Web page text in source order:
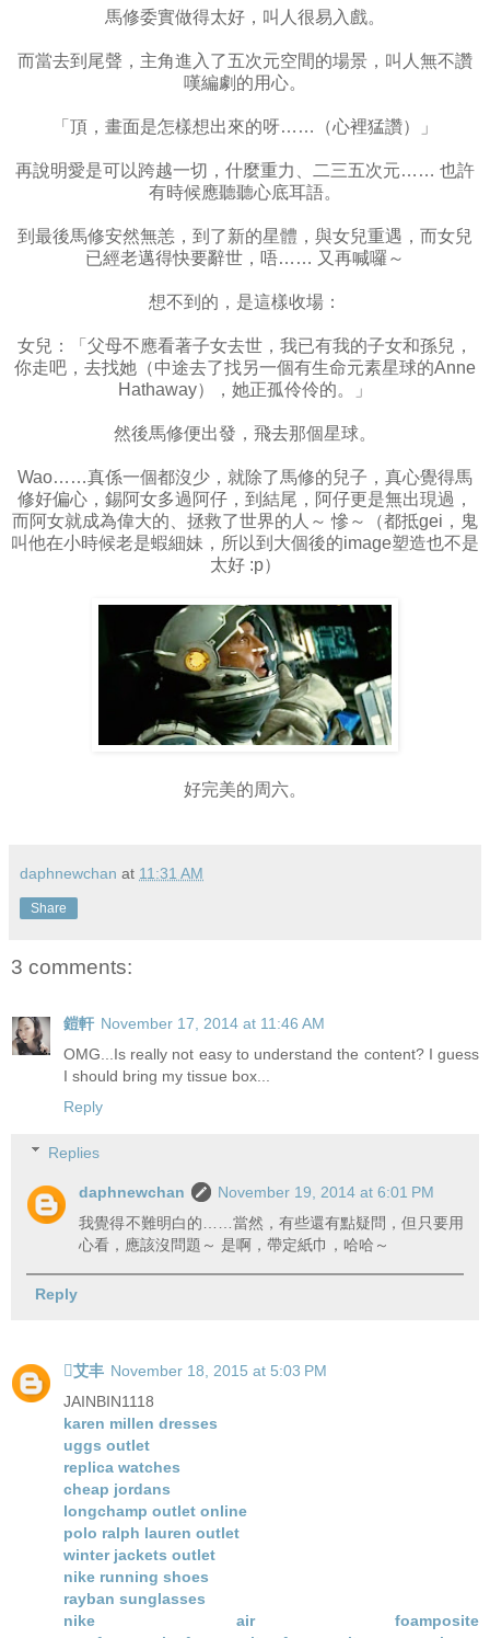
馬修委實做得太好，叫人很易入戲。
而當去到尾聲，主角進入了五次元空間的場景，叫人無不讚
嘆編劇的用心。
「頂，畫面是怎樣想出來的呀……（心裡猛讚）」
再說明愛是可以跨越一切，什麼重力、二三五次元…… 也許
有時候應聽聽心底耳語。
到最後馬修安然無恙，到了新的星體，與女兒重遇，而女兒
已經老邁得快要辭世，唔…… 又再喊囉～
想不到的，是這樣收場：
女兒：「父母不應看著子女去世，我已有我的子女和孫兒，
你走吧，去找她（中途去了找另一個有生命元素星球的Anne
Hathaway），她正孤伶伶的。」
然後馬修便出發，飛去那個星球。
Wao……真係一個都沒少，就除了馬修的兒子，真心覺得馬
修好偏心，錫阿女多過阿仔，到結尾，阿仔更是無出現過，
而阿女就成為偉大的、拯救了世界的人～ 慘～（都抵gei，鬼
叫他在小時候老是蝦細妹，所以到大個後的image塑造也不是
太好 :p）
好完美的周六。
daphnewchan at 11:31 AM
Share
3 comments:
鎧軒 November 17, 2014 at 11:46 AM
OMG...Is really not easy to understand the content? I guess
I should bring my tissue box...
Reply
Replies
daphnewchan
November 19, 2014 at 6:01 PM
我覺得不難明白的……當然，有些還有點疑問，但只要用
心看，應該沒問題～ 是啊，帶定紙巾，哈哈～
Reply
艾丰 November 18, 2015 at 5:03 PM
JAINBIN1118
karen millen dresses
uggs outlet
replica watches
cheap jordans
longchamp outlet online
polo ralph lauren outlet
winter jackets outlet
nike running shoes
rayban sunglasses
nike air foamposite